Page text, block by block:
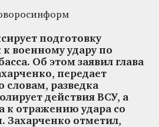
подготовку
военному удару по
Об этом заявил глава
передает
словам, разведка
действия ВСУ, а
к отражению удара со
Захарченко отметил,